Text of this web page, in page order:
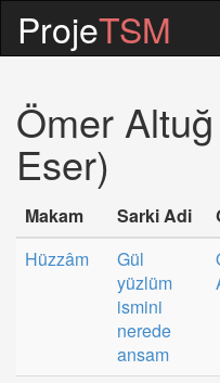
ProjeTSM
Ömer
Eser)
Makam Sarki Adi
Hüzzâm
Gül
yüzlüm
ismini
nerede
ansam